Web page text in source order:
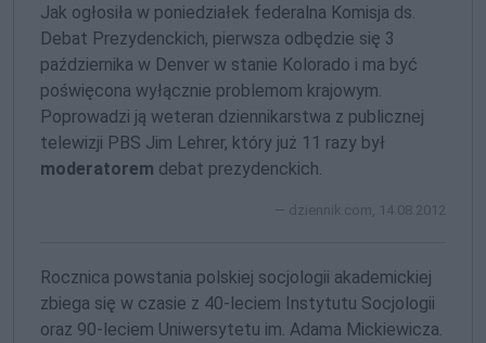
Jak ogłosiła w poniedziałek federalna Komisja ds.
Debat Prezydenckich, pierwsza odbędzie się 3
października w Denver w stanie Kolorado i ma być
poświęcona wyłącznie problemom krajowym.
Poprowadzi ją weteran dziennikarstwa z publicznej
telewizji PBS Jim Lehrer, który już 11 razy był
moderatorem debat prezydenckich.
dziennik.com, 14.08.2012
Rocznica powstania polskiej socjologii akademickiej
zbiega się w czasie z 40-leciem Instytutu Socjologii
oraz 90-leciem Uniwersytetu im. Adama Mickiewicza.